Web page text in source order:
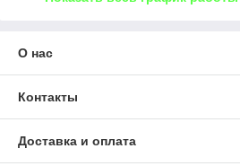
О нас
Контакты
Доставка и оплата